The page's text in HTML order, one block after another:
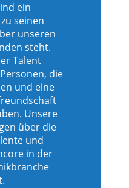
ein
seinen
unseren
steht.
Talent
die
und eine
Unsere
über die
und
in der